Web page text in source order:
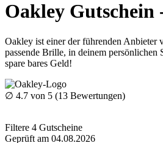
Oakley Gutschein
Oakley ist einer der führenden Anbieter
passende Brille, in deinem
spare bares Geld!
∅ 4.7 von 5 (13 Bewertungen)
Filtere 4 Gutscheine
Geprüft am 04.08.2026